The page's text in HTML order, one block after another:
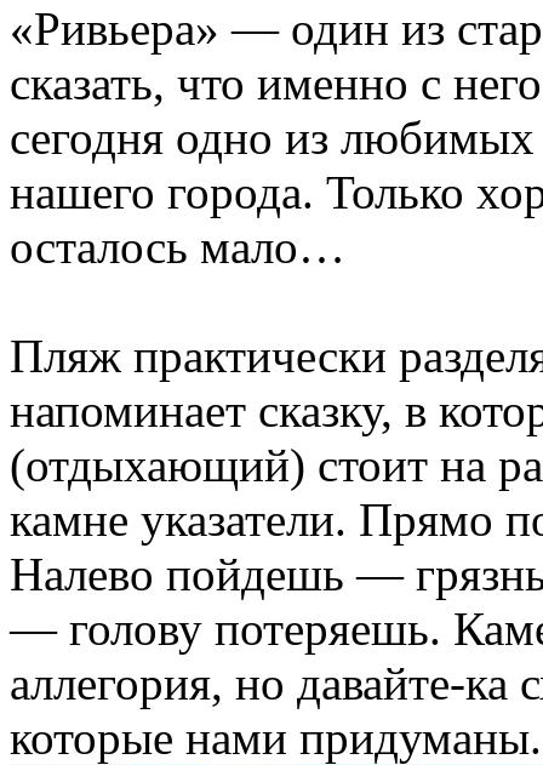
«Ривьера» — один из
сказать, что именно с
сегодня одно из
нашего города. Только
осталось мало…
Пляж практически
напоминает сказку, в
(отдыхающий) стоит на
камне указатели. Прямо
Налево пойдешь —
— голову потеряешь.
аллегория, но давайте-ка
которые нами придуманы.